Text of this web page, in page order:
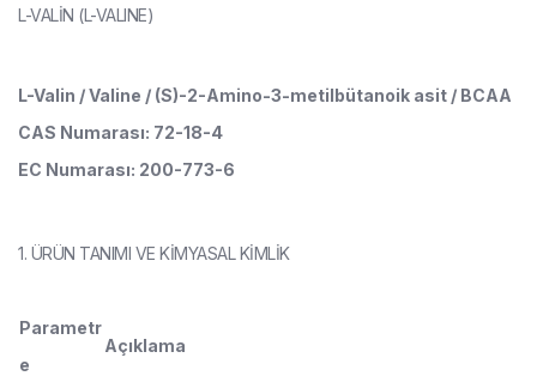
L-VALİN (L-VALINE)
L-Valin / Valine / (S)-2-Amino-3-metilbütanoik asit / BCAA
CAS Numarası: 72-18-4
EC Numarası: 200-773-6
1. ÜRÜN TANIMI VE KİMYASAL KİMLİK
Parametr
e
Açıklama